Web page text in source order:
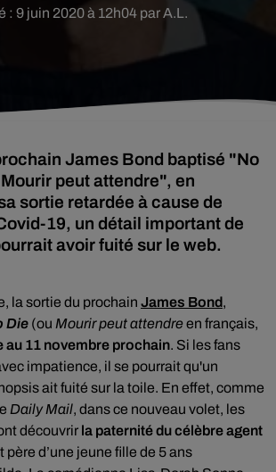
: 9 juin 2020 à 12h04 par A.L.
James Bond baptisé "No
peut attendre", en
sortie retardée à cause de
19, un détail important de
avoir fuité sur le web.
la sortie du prochain James Bond,
Die (ou Mourir peut attendreen français,
au 11 novembre prochain. Si les fans
impatience, il se pourrait qu'un
ait fuité sur la toile. En effet, comme
Daily Mail, dans ce nouveau volet, les
découvrir la paternité du célèbre agent
père d’une jeune fille de 5 ans